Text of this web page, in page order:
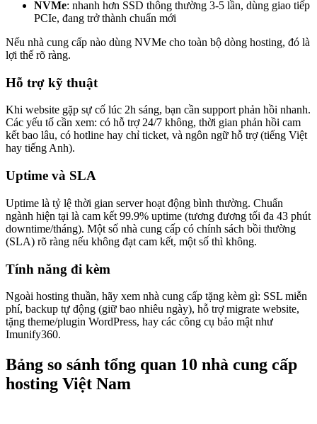
NVMe: nhanh hơn SSD thông thường 3-5 lần, dùng giao tiếp
PCIe, đang trở thành chuẩn mới
Nếu nhà cung cấp nào dùng NVMe cho toàn bộ dòng hosting, đó là
lợi thế rõ ràng.
Hỗ trợ kỹ thuật
Khi website gặp sự cố lúc 2h sáng, bạn cần support phản hồi nhanh.
Các yếu tố cần xem: có hỗ trợ 24/7 không, thời gian phản hồi cam
kết bao lâu, có hotline hay chỉ ticket, và ngôn ngữ hỗ trợ (tiếng Việt
hay tiếng Anh).
Uptime và SLA
Uptime là tỷ lệ thời gian server hoạt động bình thường. Chuẩn
ngành hiện tại là cam kết 99.9% uptime (tương đương tối đa 43 phút
downtime/tháng). Một số nhà cung cấp có chính sách bồi thường
(SLA) rõ ràng nếu không đạt cam kết, một số thì không.
Tính năng đi kèm
Ngoài hosting thuần, hãy xem nhà cung cấp tặng kèm gì: SSL miễn
phí, backup tự động (giữ bao nhiêu ngày), hỗ trợ migrate website,
tặng theme/plugin WordPress, hay các công cụ bảo mật như
Imunify360.
Bảng so sánh tổng quan 10 nhà cung cấp
hosting Việt Nam